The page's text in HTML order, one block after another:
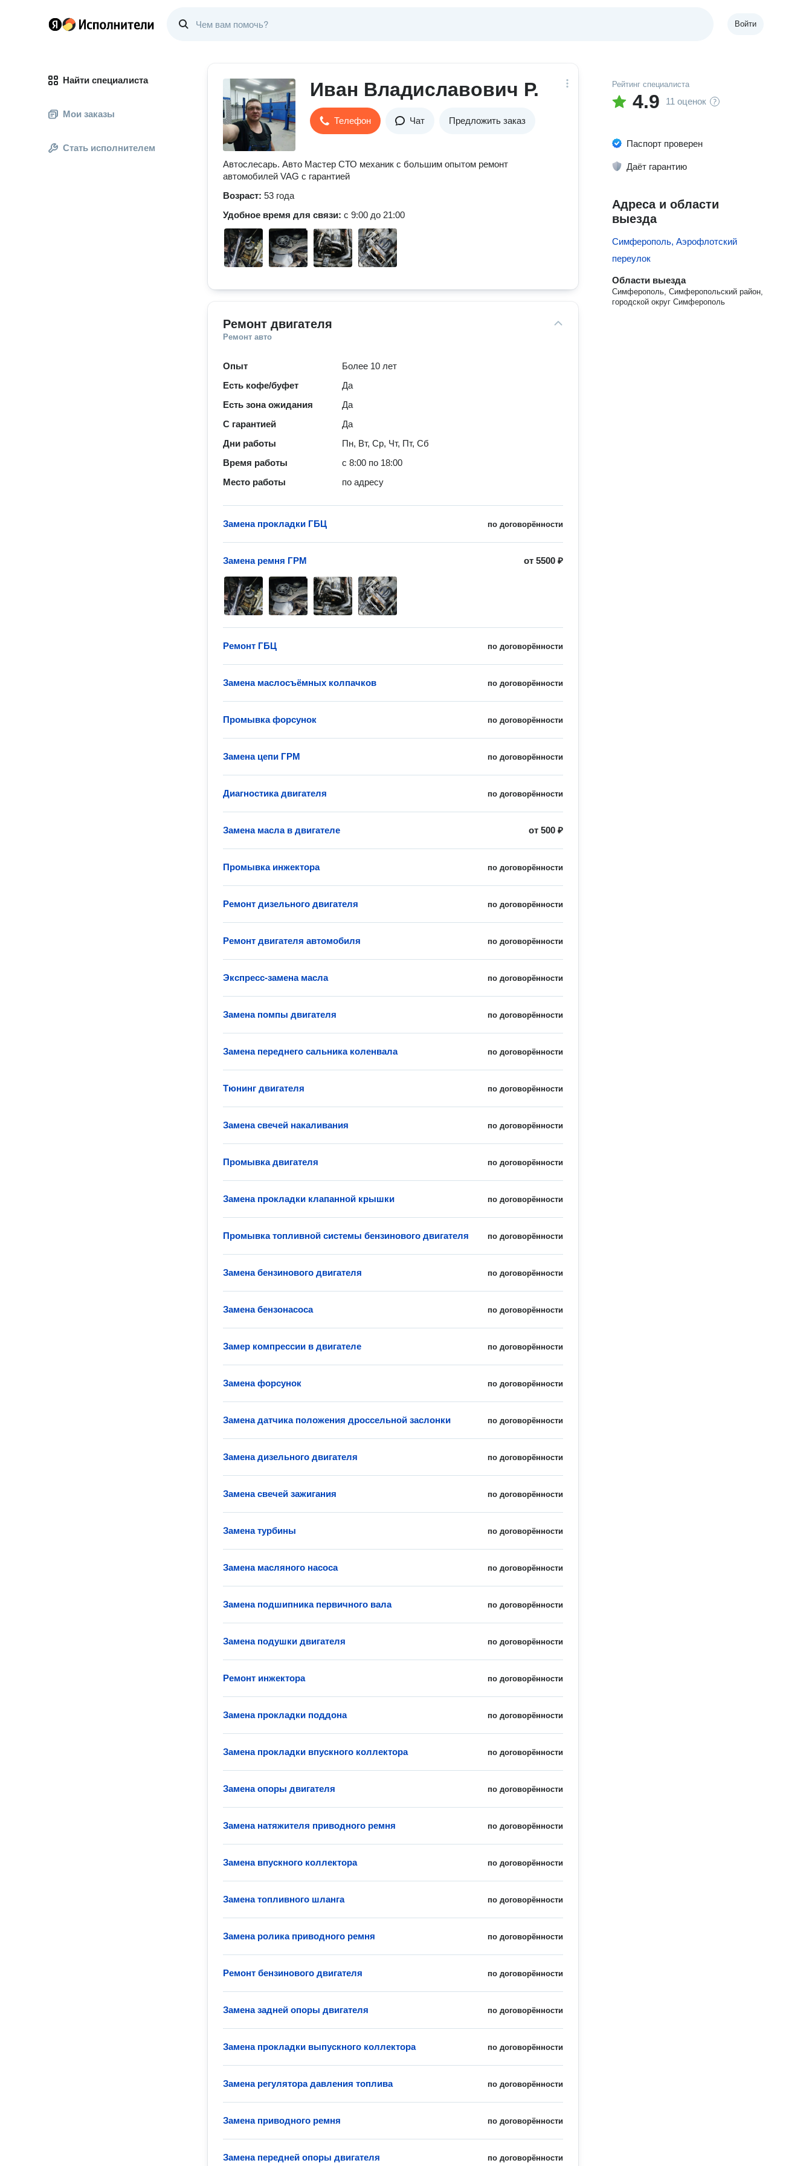
Войти
Найти специалиста
Мои заказы
Стать исполнителем
Иван Владиславович Р.
Телефон Чат Предложить заказ
Автослесарь. Авто Мастер СТО механик с большим опытом ремонт
автомобилей VAG с гарантией
Возраст: 53 года
Удобное время для связи: с 9:00 до 21:00
Ремонт двигателя
Ремонт авто
Опыт
Более 10 лет
Есть кофе/буфет
Да
Есть зона ожидания
Да
С гарантией
Да
Дни работы
Пн, Вт, Ср, Чт, Пт, Сб
Время работы
с 8:00 по 18:00
Место работы
по адресу
по договорённости
Замена прокладки ГБЦ
от5500 ₽
Замена ремня ГРМ
по договорённости
Ремонт ГБЦ
по договорённости
Замена маслосъёмных колпачков
по договорённости
Промывка форсунок
по договорённости
Замена цепи ГРМ
по договорённости
Диагностика двигателя
от500 ₽
Замена масла в двигателе
по договорённости
Промывка инжектора
по договорённости
Ремонт дизельного двигателя
по договорённости
Ремонт двигателя автомобиля
по договорённости
Экспресс-замена масла
по договорённости
Замена помпы двигателя
по договорённости
Замена переднего сальника коленвала
по договорённости
Тюнинг двигателя
по договорённости
Замена свечей накаливания
по договорённости
Промывка двигателя
по договорённости
Замена прокладки клапанной крышки
по договорённости
Промывка топливной системы бензинового двигателя
по договорённости
Замена бензинового двигателя
по договорённости
Замена бензонасоса
по договорённости
Замер компрессии в двигателе
по договорённости
Замена форсунок
по договорённости
Замена датчика положения дроссельной заслонки
по договорённости
Замена дизельного двигателя
по договорённости
Замена свечей зажигания
по договорённости
Замена турбины
по договорённости
Замена масляного насоса
по договорённости
Замена подшипника первичного вала
по договорённости
Замена подушки двигателя
по договорённости
Ремонт инжектора
по договорённости
Замена прокладки поддона
по договорённости
Замена прокладки впускного коллектора
по договорённости
Замена опоры двигателя
по договорённости
Замена натяжителя приводного ремня
по договорённости
Замена впускного коллектора
по договорённости
Замена топливного шланга
по договорённости
Замена ролика приводного ремня
по договорённости
Ремонт бензинового двигателя
по договорённости
Замена задней опоры двигателя
по договорённости
Замена прокладки выпускного коллектора
по договорённости
Замена регулятора давления топлива
по договорённости
Замена приводного ремня
по договорённости
Замена передней опоры двигателя
Рейтинг специалиста
4.9 11 оценок
Паспорт проверен
Даёт гарантию
Адреса и области
выезда
Симферополь, Аэрофлотский
переулок
Области выезда
Симферополь, Симферопольский район,
городской округ Симферополь